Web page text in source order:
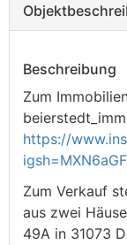
Beschreibung
Zum
https://
Zum Verkauf
aus zwei
49A in 31073